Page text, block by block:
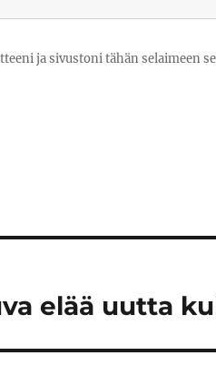
ja sivustoni tähän selaimeen
elää uutta